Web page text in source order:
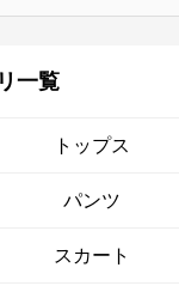
一覧
トップス
パンツ
スカート